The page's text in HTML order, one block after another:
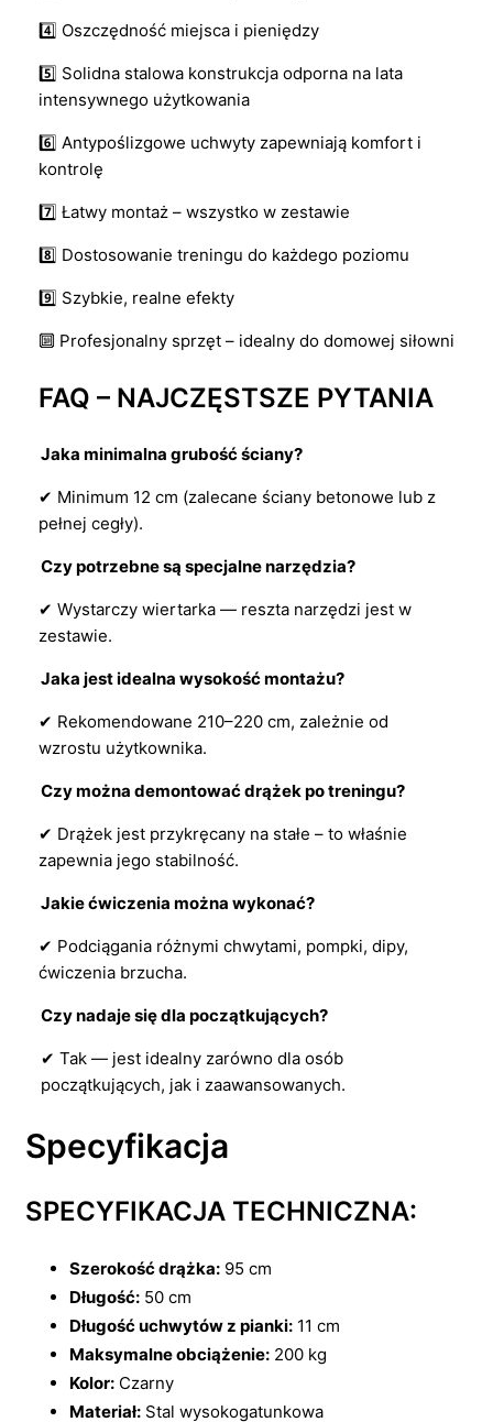
4️⃣ Oszczędność miejsca i pieniędzy
5️⃣ Solidna stalowa konstrukcja odporna na lata
intensywnego użytkowania
6️⃣ Antypoślizgowe uchwyty zapewniają komfort i
kontrolę
7️⃣ Łatwy montaż – wszystko w zestawie
8️⃣ Dostosowanie treningu do każdego poziomu
9️⃣ Szybkie, realne efekty
🔟 Profesjonalny sprzęt – idealny do domowej siłowni
FAQ – NAJCZĘSTSZE PYTANIA
Jaka minimalna grubość ściany?
✔ Minimum 12 cm (zalecane ściany betonowe lub z
pełnej cegły).
Czy potrzebne są specjalne narzędzia?
✔ Wystarczy wiertarka — reszta narzędzi jest w
zestawie.
Jaka jest idealna wysokość montażu?
✔ Rekomendowane 210–220 cm, zależnie od
wzrostu użytkownika.
Czy można demontować drążek po treningu?
✔ Drążek jest przykręcany na stałe – to właśnie
zapewnia jego stabilność.
Jakie ćwiczenia można wykonać?
✔ Podciągania różnymi chwytami, pompki, dipy,
ćwiczenia brzucha.
Czy nadaje się dla początkujących?
✔ Tak — jest idealny zarówno dla osób
początkujących, jak i zaawansowanych.
Specyfikacja
SPECYFIKACJA TECHNICZNA:
Szerokość drążka: 95 cm
Długość: 50 cm
Długość uchwytów z pianki: 11 cm
Maksymalne obciążenie: 200 kg
Kolor: Czarny
Materiał: Stal wysokogatunkowa